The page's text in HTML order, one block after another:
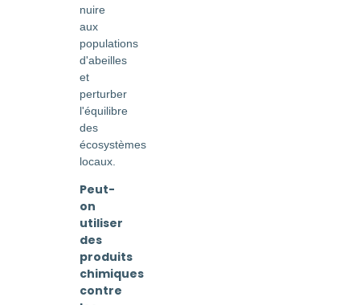
nuire
aux
populations
d'abeilles
et
perturber
l'équilibre
des
écosystèmes
locaux.
Peut-
on
utiliser
des
produits
chimiques
contre